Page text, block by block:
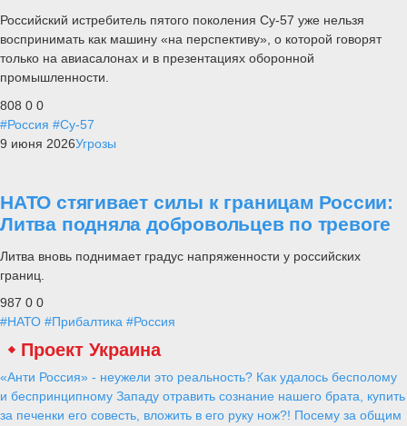
Российский истребитель пятого поколения Су-57 уже нельзя
воспринимать как машину «на перспективу», о которой говорят
только на авиасалонах и в презентациях оборонной
промышленности.
808 0 0
#Россия #Су-57
9 июня 2026Угрозы
НАТО стягивает силы к границам России:
Литва подняла добровольцев по тревоге
Литва вновь поднимает градус напряженности у российских
границ.
987 0 0
#НАТО #Прибалтика #Россия
Проект Украина
«Анти Россия» - неужели это реальность? Как удалось бесполому
и беспринципному Западу отравить сознание нашего брата, купить
за печенки его совесть, вложить в его руку нож?! Посему за общим